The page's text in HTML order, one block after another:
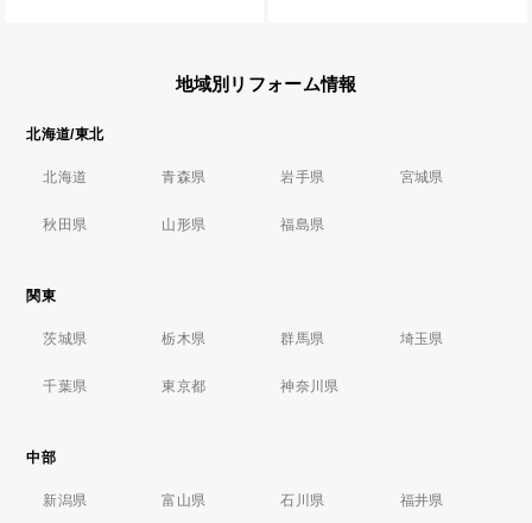
地域別リフォーム情報
北海道/東北
北海道 青森県 岩手県 宮城県
秋田県 山形県 福島県
関東
茨城県 栃木県 群馬県 埼玉県
千葉県 東京都 神奈川県
中部
新潟県 富山県 石川県 福井県